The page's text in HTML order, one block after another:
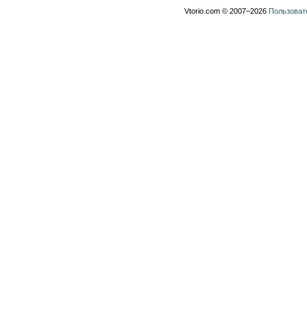
Vtorio.com © 2007−2026